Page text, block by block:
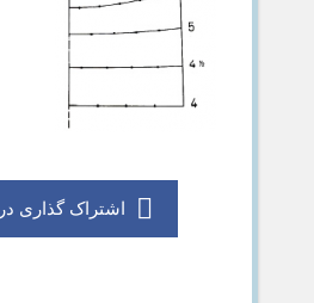
اشتراک گذاری در Facebook